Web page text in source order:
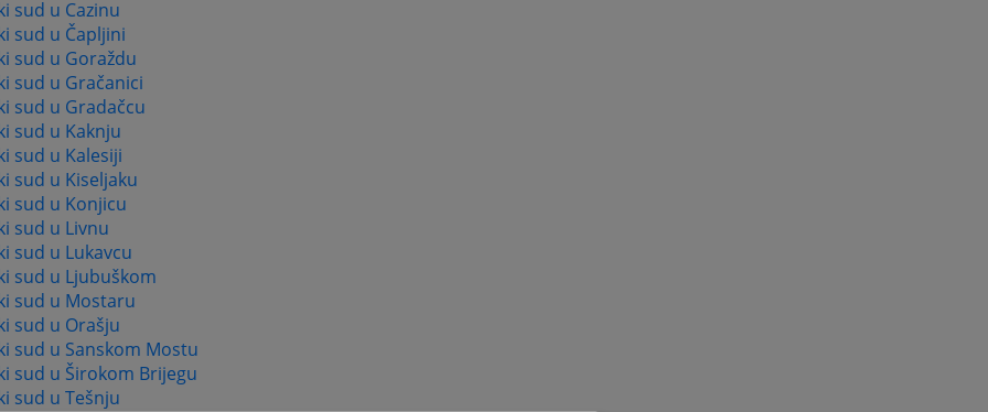
sud u Cazinu
sud u Čapljini
sud u Goraždu
sud u Gračanici
sud u Gradačcu
sud u Kaknju
sud u Kalesiji
sud u Kiseljaku
sud u Konjicu
sud u Livnu
sud u Lukavcu
sud u Ljubuškom
sud u Mostaru
sud u Orašju
sud u Sanskom Mostu
sud u Širokom Brijegu
sud u Tešnju